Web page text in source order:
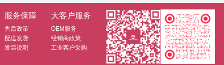
服务保障
售后政策
配送发货
发票说明
大客户服务
OEM服务
经销商政策
工业客户采购